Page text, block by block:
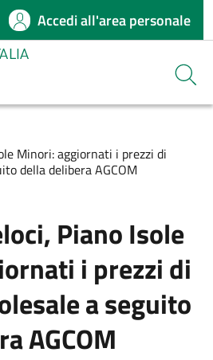
principaleAccedi all'area personale
Minori: aggiornati i prezzi di
della delibera AGCOM
Piano Isole
i prezzi di
a seguito
AGCOM